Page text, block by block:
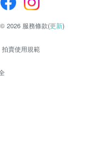
2026 服務條款(更新)
拍賣使用規範